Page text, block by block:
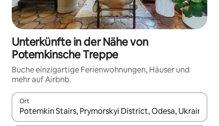
Unterkünfte in der Nähe von
Potemkinsche Treppe
Buche einzigartige Ferienwohnungen, Häuser und
mehr auf Airbnb.
Ort
Wenn Ergebnisse verfügbar sind, navigiere mit den